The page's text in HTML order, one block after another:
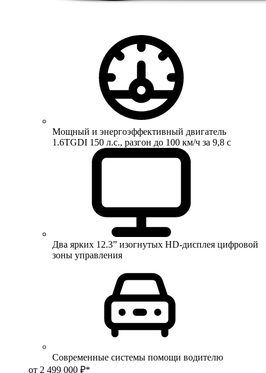
Мощный и энергоэффективный двигатель
1.6TGDI 150 л.с., разгон до 100 км/ч за 9,8 с
Два ярких 12.3” изогнутых HD-дисплея цифровой
зоны управления
Современные системы помощи водителю
от 2 499 000 ₽*